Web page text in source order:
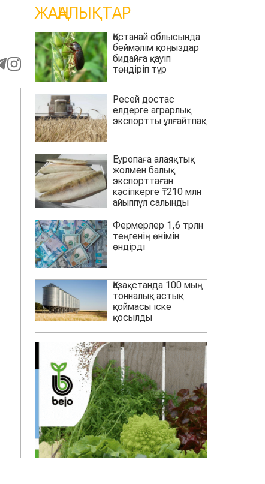
ЖАҢАЛЫҚТАР
Қостанай облысында
беймәлім қоңыздар
бидайға қауіп
төндіріп тұр
Ресей достас
елдерге аграрлық
экспортты ұлғайтпақ
Еуропаға алаяқтық
жолмен балық
экспорттаған
кәсіпкерге ₸210 млн
айыппұл салынды
Фермерлер 1,6 трлн
теңгенің өнімін
өндірді
Қазақстанда 100 мың
тонналық астық
қоймасы іске
қосылды